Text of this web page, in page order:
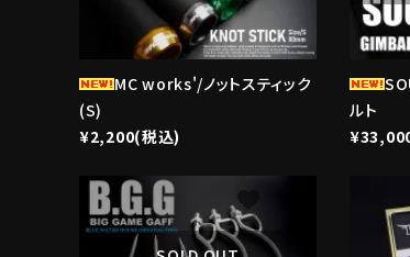
MC works'/ノットスティック
(S)
¥2,200(税込)
ルト
favorite